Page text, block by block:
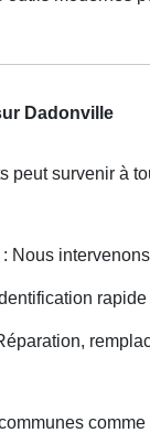
Dadonville
peut survenir à
Nous
comme